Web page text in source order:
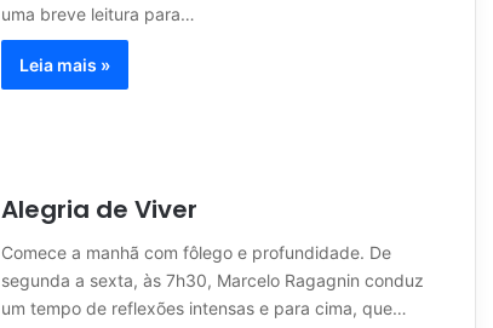
uma breve leitura para…
Leia mais »
Alegria de Viver
Comece a manhã com fôlego e profundidade. De
segunda a sexta, às 7h30, Marcelo Ragagnin conduz
um tempo de reflexões intensas e para cima, que…